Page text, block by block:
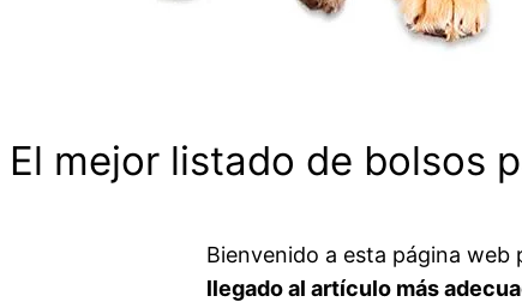
El mejor listado de bolsos
Bienvenido a esta página web
llegado al artículo más